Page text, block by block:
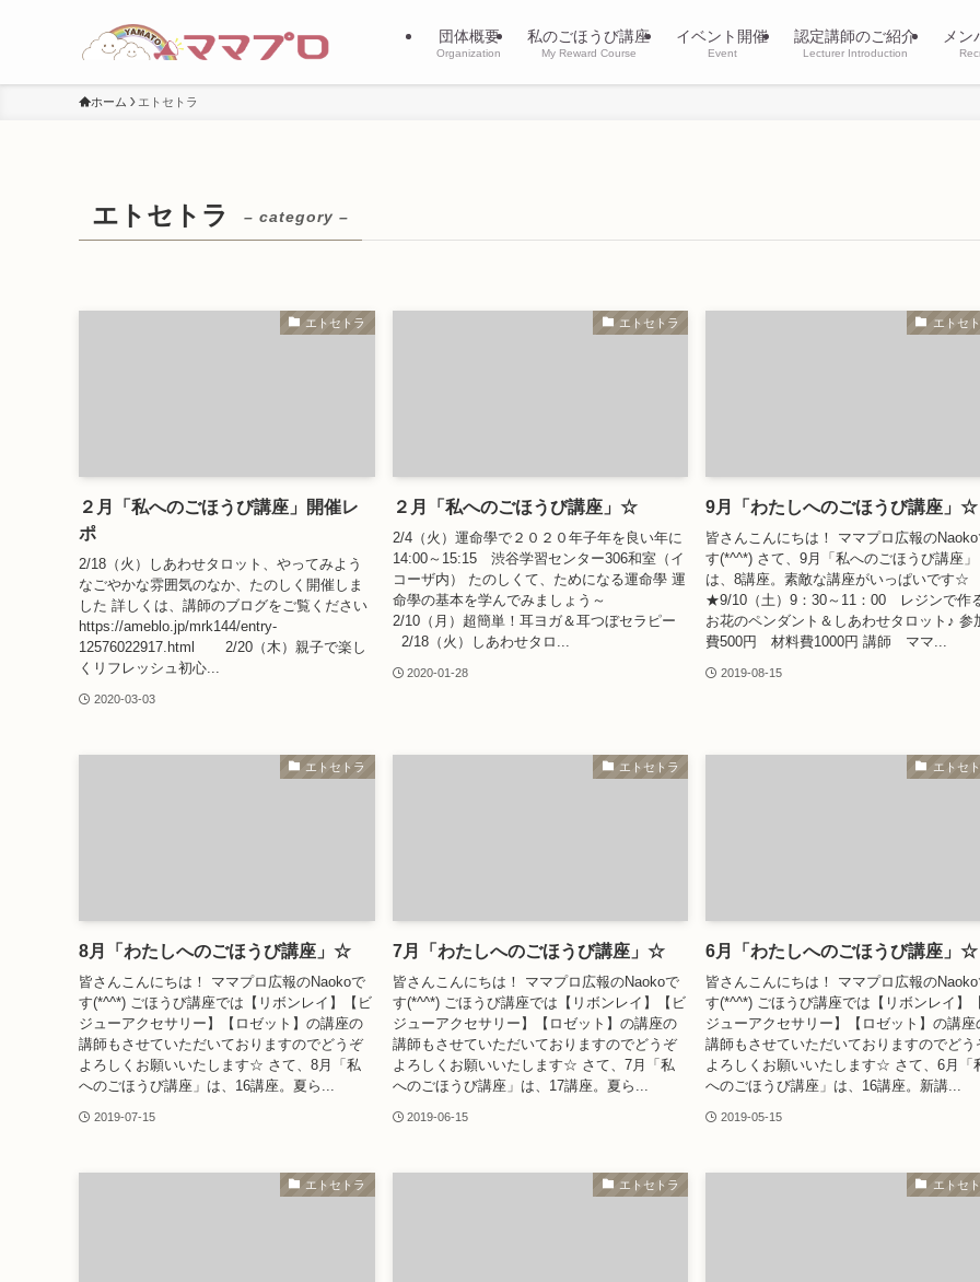
団体概要
Organization
私のごほうび講座
My Reward Course
イベント開催
Event
認定講師のご紹介
Lecturer Introduction
メン
ホーム エトセトラ
エトセトラ – category –
エトセトラ
２月「私へのごほうび講座」開催レ
ポ
2/18（火）しあわせタロット、やってみよう
なごやかな雰囲気のなか、たのしく開催しま
した 詳しくは、講師のブログをご覧ください
https://ameblo.jp/mrk144/entry-
12576022917.html 2/20（木）親子で楽し
くリフレッシュ初心...
2020-03-03
エトセトラ
２月「私へのごほうび講座」☆
2/4（火）運命學で２０２０年子年を良い年に
14:00～15:15 渋谷学習センター306和室（イ
コーザ内） たのしくて、ためになる運命學 運
命學の基本を学んでみましょう～
2/10（月）超簡単！耳ヨガ＆耳つぼセラピー
2/18（火）しあわせタロ...
2020-01-28
エトセ
9月「わたしへのごほうび講座」☆
皆さんこんにちは！ ママプロ広報の
す(*^^*) さて、9月「私へのごほうび講座」
は、8講座。素敵な講座がいっぱいです☆
★9/10（土）9：30～11：00 レジンで作る
お花のペンダント＆しあわせタロット♪ 参
費500円 材料費1000円 講師 ママ...
2019-08-15
エトセトラ
8月「わたしへのごほうび講座」☆
皆さんこんにちは！ ママプロ広報のNaokoで
す(*^^*) ごほうび講座では【リボンレイ】【ビ
ジューアクセサリー】【ロゼット】の講座の
講師もさせていただいておりますのでどうぞ
よろしくお願いいたします☆ さて、8月「私
へのごほうび講座」は、16講座。夏ら...
2019-07-15
エトセトラ
7月「わたしへのごほうび講座」☆
皆さんこんにちは！ ママプロ広報のNaokoで
す(*^^*) ごほうび講座では【リボンレイ】【ビ
ジューアクセサリー】【ロゼット】の講座の
講師もさせていただいておりますのでどうぞ
よろしくお願いいたします☆ さて、7月「私
へのごほうび講座」は、17講座。夏ら...
2019-06-15
エトセ
6月「わたしへのごほうび講座」☆
皆さんこんにちは！ ママプロ広報の
す(*^^*) ごほうび講座では【リボンレイ】
ジューアクセサリー】【ロゼット】の講座
講師もさせていただいておりますのでどう
よろしくお願いいたします☆ さて、6月「
へのごほうび講座」は、16講座。新講...
2019-05-15
エトセトラ エトセトラ エトセ